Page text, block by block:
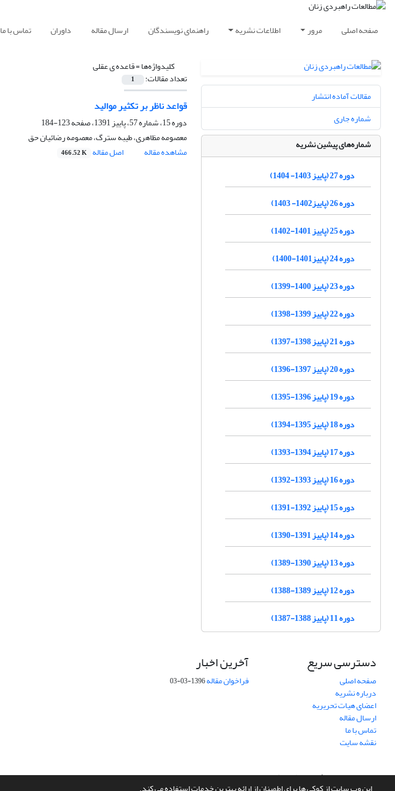
صفحه اصلی مرور اطلاعات نشریه راهنمای نویسندگان ارسال مقاله داوران تماس با ما
کلیدواژه‌ها =قاعده ی عقلی
تعداد مقالات: 1
قواعد ناظر بر تکثیر موالید
دوره 15، شماره 57، پاییز 1391، صفحه
123-184
معصومه مظاهری، طیبه سترگ، معصومه رضائیان حق
مشاهده مقاله
اصل مقاله 466.52 K
مقالات آماده انتشار
شماره جاری
شماره‌های پیشین نشریه
دوره 27 (پاییز 1403- 1404)
دوره 26 (پاییز1402- 1403)
دوره 25 (پاییز 1401-1402)
دوره 24 (پاییز1401-1400)
دوره 23 (پاییز 1400-1399)
دوره 22 (پاییز 1399-1398)
دوره 21 (پاییز 1398-1397)
دوره 20 (پاییز 1397-1396)
دوره 19 (پاییز 1396-1395)
دوره 18 (پاییز 1395-1394)
دوره 17 (پاییز 1394-1393)
دوره 16 (پاییز 1393-1392)
دوره 15 (پاییز 1392-1391)
دوره 14 (پاییز 1391-1390)
دوره 13 (پاییز 1390-1389)
دوره 12 (پاییز 1389-1388)
دوره 11 (پاییز 1388-1387)
دسترسی سریع
صفحه اصلی
درباره نشریه
اعضای هیات تحریریه
ارسال مقاله
تماس با ما
نقشه سایت
آخرین اخبار
فراخوان مقاله1396-03-03
سامانه مدیریت نشریات علمی.طراحی و پیاده سازی ازسیناوب